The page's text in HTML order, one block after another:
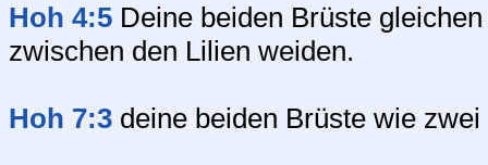
Hoh 4:5 Deine beiden Brüste
zwischen den Lilien weiden.
Hoh 7:3 deine beiden Brüste wie